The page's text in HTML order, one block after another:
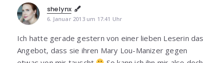
shelynx
6. Januar 2013 um 17:41 Uhr
Ich hatte gerade gestern von einer lieben Leserin das
Angebot, dass sie ihren Mary Lou-Manizer gegen